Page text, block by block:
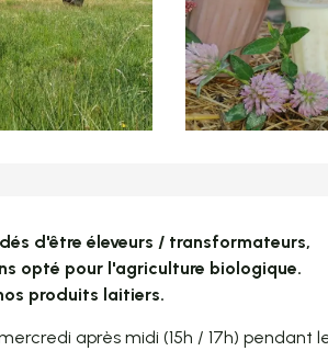
d'être éleveurs / transformateurs,
opté pour l'agriculture biologique.
produits laitiers.
après midi (15h / 17h) pendant